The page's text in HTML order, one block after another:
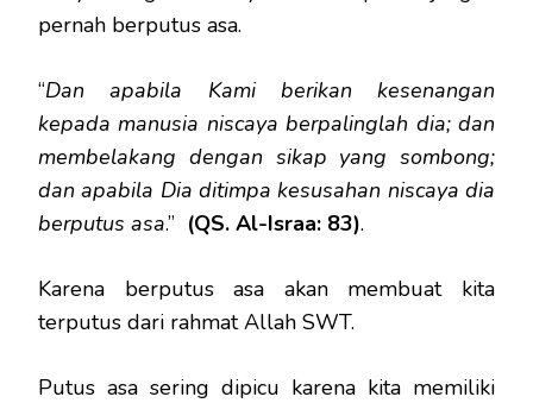
pernah berputus asa.
“Dan apabila Kami berikan kesenangan
kepada manusia niscaya berpalinglah dia; dan
membelakang dengan sikap yang sombong;
dan apabila Dia ditimpa kesusahan niscaya dia
berputus asa.” (QS. Al-Israa: 83).
Karena berputus asa akan membuat kita
terputus dari rahmat Allah SWT.
Putus asa sering dipicu karena kita memiliki